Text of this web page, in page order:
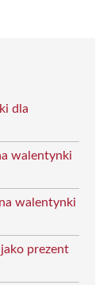
dla
walentynki
walentynki
prezent